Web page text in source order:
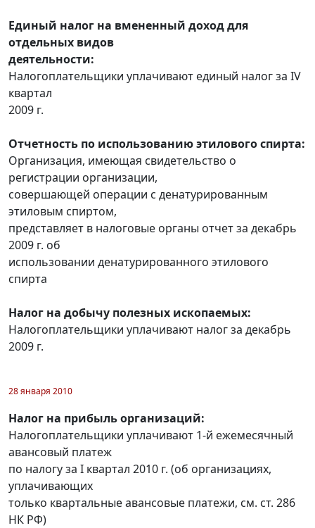
Единый налог на вмененный доход для
отдельных видов
деятельности:
Налогоплательщики уплачивают единый налог за IV
квартал
2009 г.
Отчетность по использованию этилового спирта:
Организация, имеющая свидетельство о
регистрации организации,
совершающей операции с денатурированным
этиловым спиртом,
представляет в налоговые органы отчет за декабрь
2009 г. об
использовании денатурированного этилового
спирта
Налог на добычу полезных ископаемых:
Налогоплательщики уплачивают налог за декабрь
2009 г.
28 января 2010
Налог на прибыль организаций:
Налогоплательщики уплачивают 1-й ежемесячный
авансовый платеж
по налогу за I квартал 2010 г. (об организациях,
уплачивающих
только квартальные авансовые платежи, см. ст. 286
НК РФ)